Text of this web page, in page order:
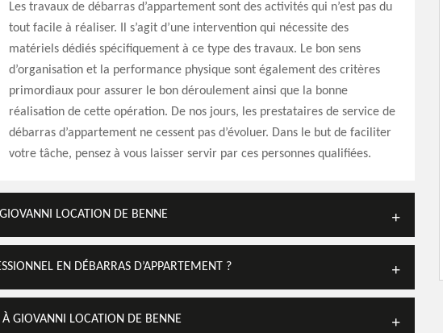
Les travaux de débarras d’appartement sont des activités qui n’est pas du
tout facile à réaliser. Il s’agit d’une intervention qui nécessite des
matériels dédiés spécifiquement à ce type des travaux. Le bon sens
d’organisation et la performance physique sont également des critères
primordiaux pour assurer le bon déroulement ainsi que la bonne
réalisation de cette opération. De nos jours, les prestataires de service de
débarras d’appartement ne cessent pas d’évoluer. Dans le but de faciliter
votre tâche, pensez à vous laisser servir par ces personnes qualifiées.
LOCATION DE BENNE
EN DÉBARRAS D’APPARTEMENT ?
GIOVANNI LOCATION DE BENNE